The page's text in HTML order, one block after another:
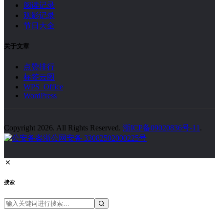
阅读记录
观影记录
节日大全
关于文章
点赞排行
标签云图
WPS Office
WordPress
Copyright 2026. All Rights Reserved. 浙ICP备09020836号-11 .
浙公网安备 33082502000225号
搜索